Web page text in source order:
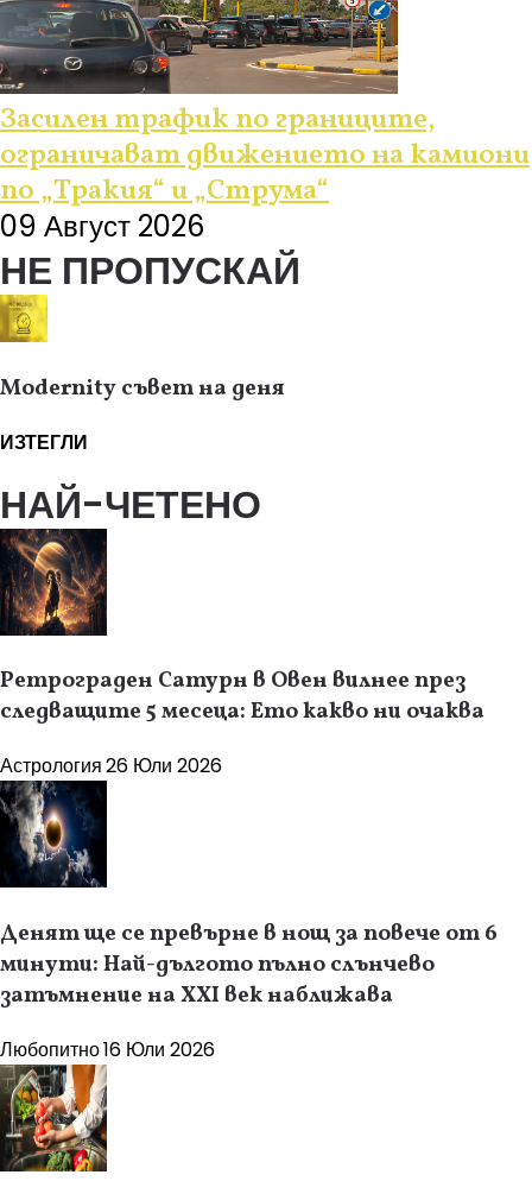
Засилен трафик по границите,
ограничават движението на камиони
по „Тракия“ и „Струма“
09 Август 2026
НЕ ПРОПУСКАЙ
Modernity съвет на деня
ИЗТЕГЛИ
НАЙ-ЧЕТЕНО
Ретрограден Сатурн в Овен вилнее през
следващите 5 месеца: Ето какво ни очаква
Астрология26 Юли 2026
Денят ще се превърне в нощ за повече от 6
минути: Най-дългото пълно слънчево
затъмнение на XXI век наближава
Любопитно16 Юли 2026